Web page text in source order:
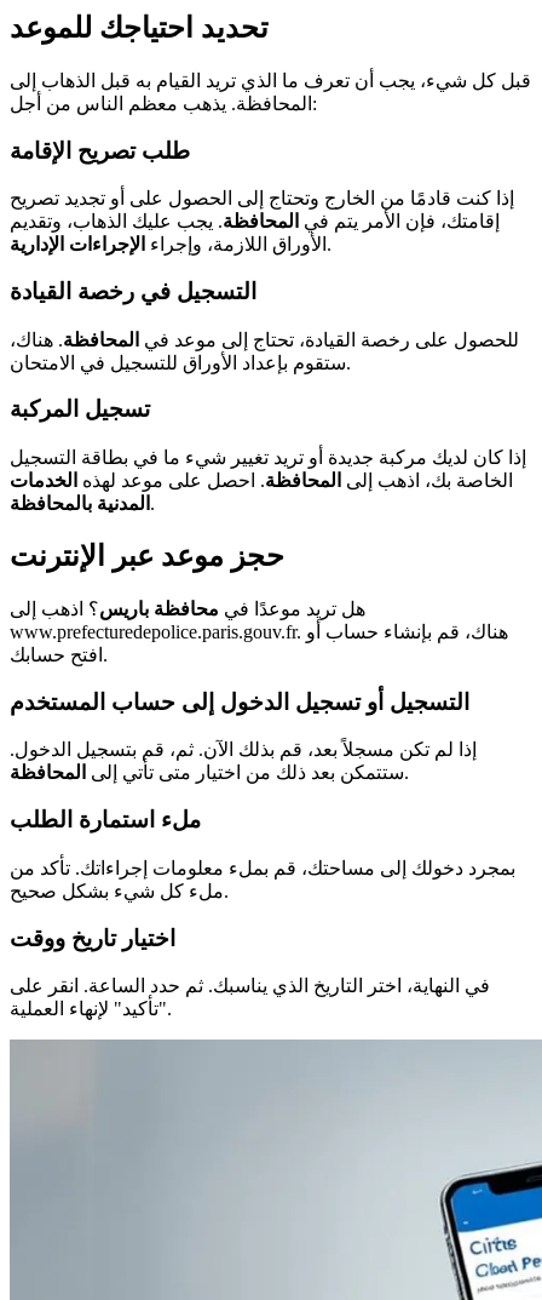
تحديد احتياجك للموعد
قبل كل شيء، يجب أن تعرف ما الذي تريد القيام به قبل الذهاب إلى
المحافظة. يذهب معظم الناس من أجل:
طلب تصريح الإقامة
إذا كنت قادمًا من الخارج وتحتاج إلى الحصول على أو تجديد تصريح
إقامتك، فإن الأمر يتم في المحافظة. يجب عليك الذهاب، وتقديم
الأوراق اللازمة، وإجراء الإجراءات الإدارية .
التسجيل في رخصة القيادة
للحصول على رخصة القيادة، تحتاج إلى موعد في المحافظة. هناك،
ستقوم بإعداد الأوراق للتسجيل في الامتحان.
تسجيل المركبة
إذا كان لديك مركبة جديدة أو تريد تغيير شيء ما في بطاقة التسجيل
الخاصة بك، اذهب إلى المحافظة. احصل على موعد لهذه الخدمات
المدنية بالمحافظة .
حجز موعد عبر الإنترنت
هل تريد موعدًا في محافظة باريس؟ اذهب إلى
www.prefecturedepolice.paris.gouv.fr. هناك، قم بإنشاء حساب أو
افتح حسابك.
التسجيل أو تسجيل الدخول إلى حساب المستخدم
إذا لم تكن مسجلاً بعد، قم بذلك الآن. ثم، قم بتسجيل الدخول.
ستتمكن بعد ذلك من اختيار متى تأتي إلى المحافظة .
ملء استمارة الطلب
بمجرد دخولك إلى مساحتك، قم بملء معلومات إجراءاتك. تأكد من
ملء كل شيء بشكل صحيح.
اختيار تاريخ ووقت
في النهاية، اختر التاريخ الذي يناسبك. ثم حدد الساعة. انقر على
"تأكيد" لإنهاء العملية.